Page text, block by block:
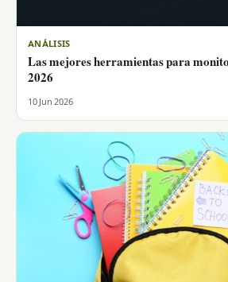
ANÁLISIS
Las mejores herramientas para
2026
10 Jun 2026